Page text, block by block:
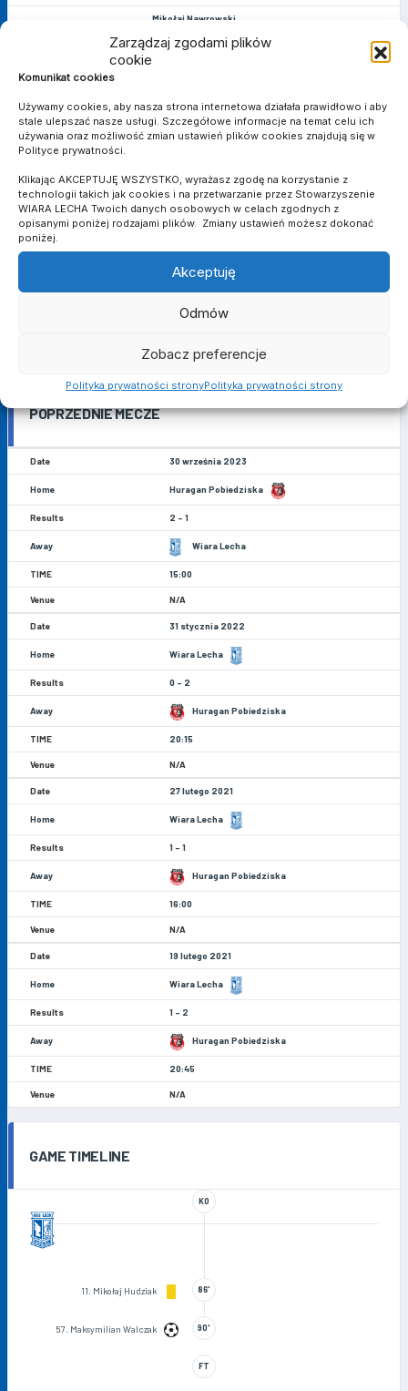
Zarządzaj zgodami plików
cookie
Komunikat cookies
Używamy cookies, aby nasza strona internetowa działała prawidłowo i aby
stale ulepszać nasze usługi. Szczegółowe informacje na temat celu ich
używania oraz możliwość zmian ustawień plików cookies znajdują się w
Polityce prywatności.
Klikając AKCEPTUJĘ WSZYSTKO, wyrażasz zgodę na korzystanie z
technologii takich jak cookies i na przetwarzanie przez Stowarzyszenie
WIARA LECHA Twoich danych osobowych w celach zgodnych z
opisanymi poniżej rodzajami plików. Zmiany ustawień możesz dokonać
poniżej.
Akceptuję
Odmów
Zobacz preferencje
Polityka prywatności stronyPolityka prywatności strony
Mikołaj Nawrowski
ASYSTY
2 0
CZERWONE KARTKI
POPRZEDNIE MECZE
30 września 2023
Huragan Pobiedziska
2 - 1
Wiara Lecha
15:00
N/A
31 stycznia 2022
Wiara Lecha
0 - 2
Huragan Pobiedziska
20:15
N/A
27 lutego 2021
Wiara Lecha
1 - 1
Huragan Pobiedziska
16:00
N/A
19 lutego 2021
Wiara Lecha
1 - 2
Huragan Pobiedziska
20:45
N/A
GAME TIMELINE
KO
11. Mikołaj Hudziak 86'
57. Maksymilian Walczak 90'
FT